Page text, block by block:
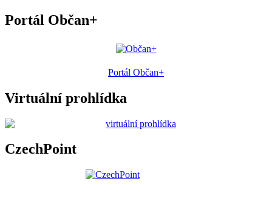
Portál Občan+
Portál Občan+
Virtuální prohlídka
CzechPoint